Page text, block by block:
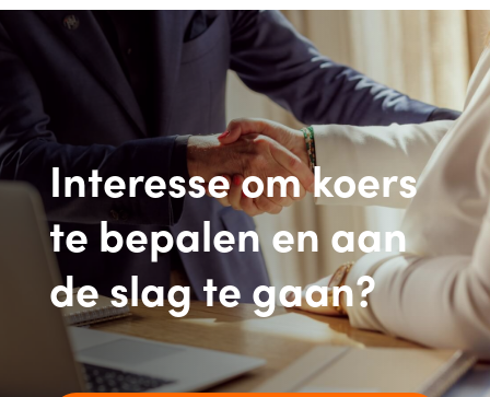
Interesse om koers
te bepalen en aan
de slag te gaan?